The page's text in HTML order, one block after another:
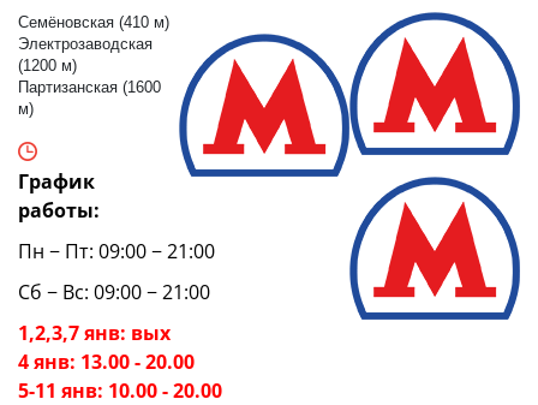
Семёновская (410 м)
Электрозаводская
(1200 м)
Партизанская (1600
м)
График
работы:
Пн − Пт: 09:00 − 21:00
Сб − Вс: 09:00 − 21:00
1,2,3,7 янв: вых
4 янв: 13.00 - 20.00
5-11 янв: 10.00 - 20.00